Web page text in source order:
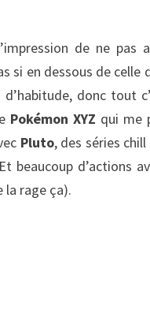
de ne pas
si en dessous de celle
donc tout
Pokémon XYZ qui me
Pluto, des séries chill
beaucoup d’actions
la rage ça).